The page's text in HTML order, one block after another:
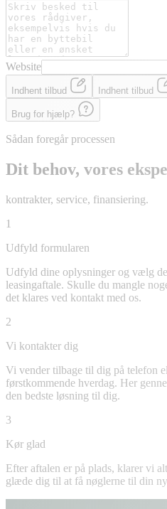
Website
Indhent tilbud Indhent tilbud
Brug for hjælp?
Sådan foregår processen
Dit behov, vores
kontrakter, service, finansiering.
1
Udfyld formularen
Udfyld dine oplysninger og vælg
leasingaftale. Skulle du mangle
det klares ved kontakt med os.
2
Vi kontakter dig
Vi vender tilbage til dig på telefon
førstkommende hverdag. Her
den bedste løsning til dig.
3
Kør glad
Efter aftalen er på plads, klarer vi
glæde dig til at få nøglerne til din